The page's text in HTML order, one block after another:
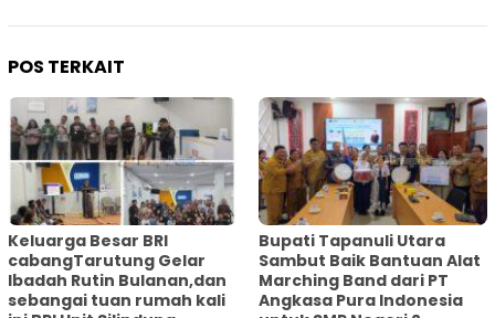
POS TERKAIT
Keluarga Besar BRI
cabangTarutung Gelar
Ibadah Rutin Bulanan,dan
sebangai tuan rumah kali
Bupati Tapanuli Utara
Sambut Baik Bantuan Alat
Marching Band dari PT
Angkasa Pura Indonesia